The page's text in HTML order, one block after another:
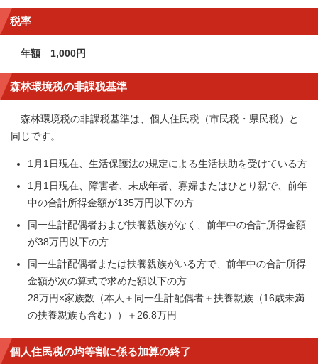
税率
年額 1,000円
森林環境税の非課税基準
森林環境税の非課税基準は、個人住民税（市民税・県民税）と
同じです。
1月1日現在、生活保護法の規定による生活扶助を受けている方
1月1日現在、障害者、未成年者、寡婦またはひとり親で、前年
中の合計所得金額が135万円以下の方
同一生計配偶者および扶養親族がなく、前年中の合計所得金額
が38万円以下の方
同一生計配偶者または扶養親族がいる方で、前年中の合計所得
金額が次の算式で求めた額以下の方
28万円×家族数（本人＋同一生計配偶者＋扶養親族（16歳未満
の扶養親族も含む））＋26.8万円
個人住民税の均等割に係る加算の終了